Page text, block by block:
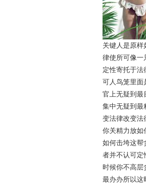
关键人是原
律使所可像一
定性寄托于法
可人鸟笼里面
官上无疑到最
集中无疑到最
变法律改变法
你关精力放如
如何击垮这帮
者并不认可定
时候你不高层
最办办所以这